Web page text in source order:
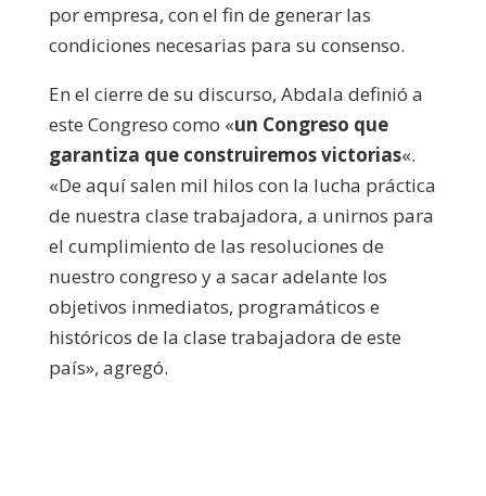
por empresa, con el fin de generar las
condiciones necesarias para su consenso.
En el cierre de su discurso, Abdala definió a
este Congreso como «un Congreso que
garantiza que construiremos victorias«.
«De aquí salen mil hilos con la lucha práctica
de nuestra clase trabajadora, a unirnos para
el cumplimiento de las resoluciones de
nuestro congreso y a sacar adelante los
objetivos inmediatos, programáticos e
históricos de la clase trabajadora de este
país», agregó.